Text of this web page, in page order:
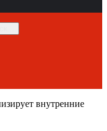
внутренние